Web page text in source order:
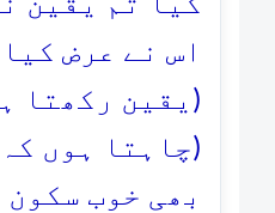
اس نے عرض
(یقین رکھتا
(چاہتا ہوں
بھی خوب سکون